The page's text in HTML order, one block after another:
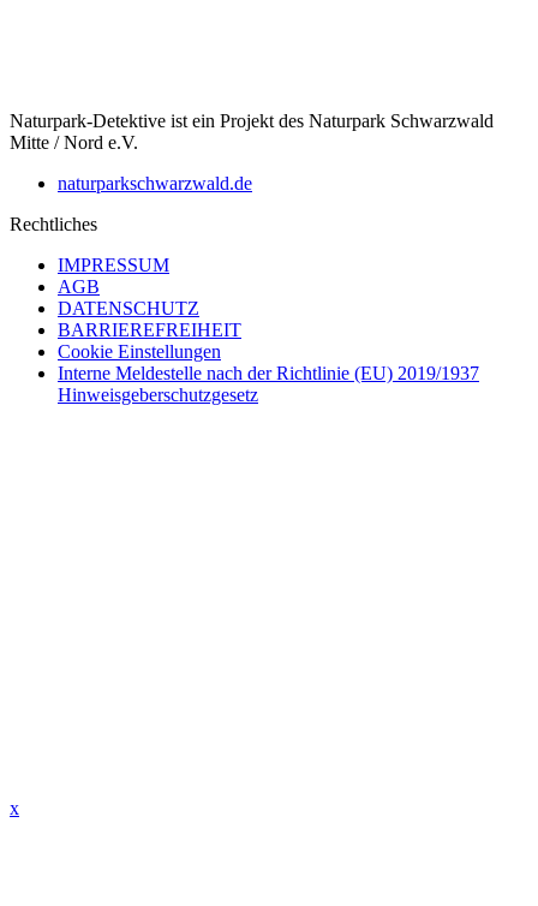
Naturpark-Detektive ist ein Projekt des Naturpark Schwarzwald
Mitte / Nord e.V.
naturparkschwarzwald.de
Rechtliches
IMPRESSUM
AGB
DATENSCHUTZ
BARRIEREFREIHEIT
Cookie Einstellungen
Interne Meldestelle nach der Richtlinie (EU) 2019/1937
Hinweisgeberschutzgesetz
x